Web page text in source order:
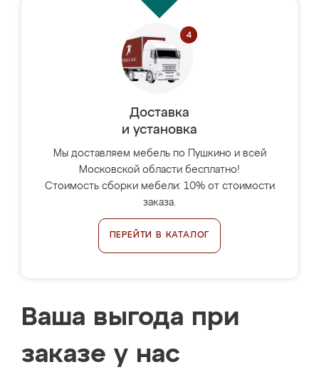
Доставка
и установка
Мы доставляем мебель по Пушкино и всей
Московской области бесплатно!
Стоимость сборки мебели: 10% от стоимости
заказа.
ПЕРЕЙТИ В КАТАЛОГ
Ваша выгода при
заказе у нас